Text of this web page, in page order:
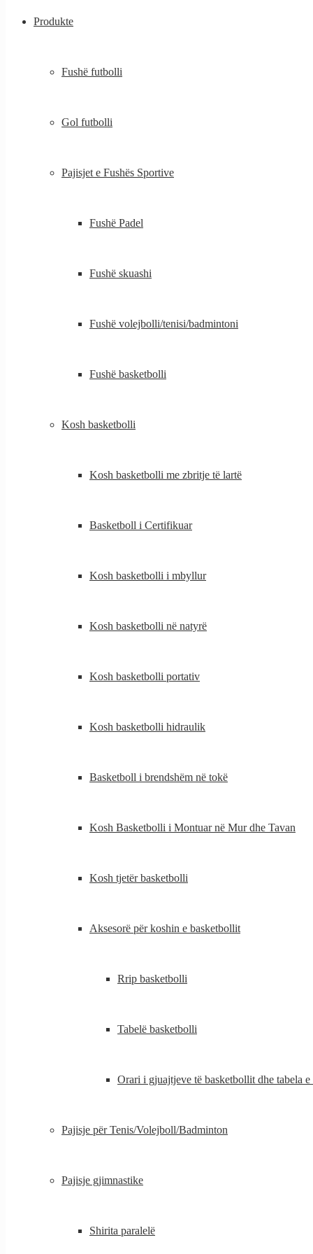
Produkte
Fushë futbolli
Gol futbolli
Pajisjet e Fushës Sportive
Fushë Padel
Fushë skuashi
Fushë volejbolli/tenisi/badmintoni
Fushë basketbolli
Kosh basketbolli
Kosh basketbolli me zbritje të lartë
Basketboll i Certifikuar
Kosh basketbolli i mbyllur
Kosh basketbolli në natyrë
Kosh basketbolli portativ
Kosh basketbolli hidraulik
Basketboll i brendshëm në tokë
Kosh Basketbolli i Montuar në Mur dhe Tavan
Kosh tjetër basketbolli
Aksesorë për koshin e basketbollit
Rrip basketbolli
Tabelë basketbolli
Orari i gjuajtjeve të basketbollit dhe tabela e
Pajisje për Tenis/Volejboll/Badminton
Pajisje gjimnastike
Shirita paralelë